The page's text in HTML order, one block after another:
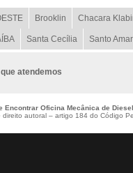
Brooklin Chacara
Santa Cecília Santo
atendemos
Encontrar Oficina Mecânica de
direito autoral – artigo 184 do Código